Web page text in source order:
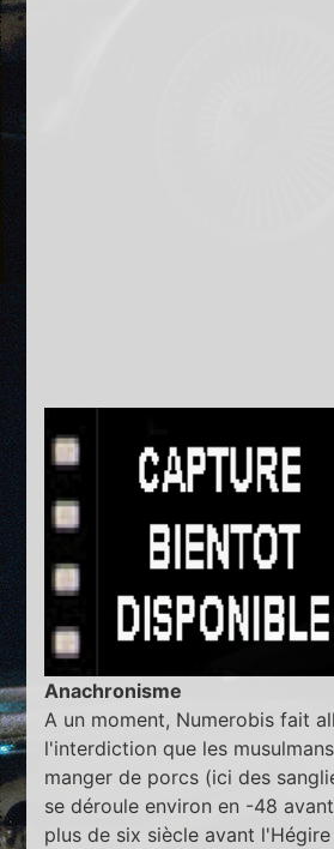
Anachronisme
A un moment, Numerobis fait
l'interdiction que les
manger de porcs (ici des
se déroule environ en -48
plus de six siècle avant